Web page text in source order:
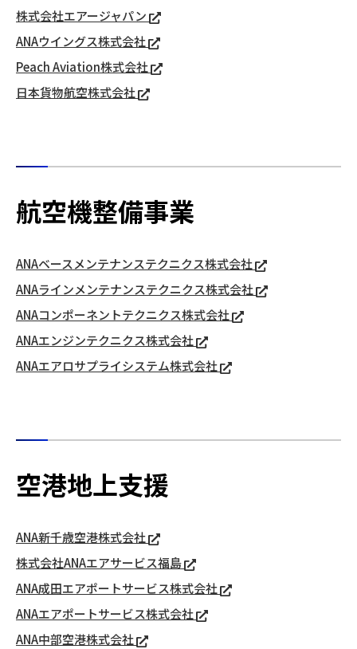
株式会社エアージャパン
ANAウイングス株式会社
Peach Aviation株式会社
日本貨物航空株式会社
航空機整備事業
ANAベースメンテナンステクニクス株式会社
ANAラインメンテナンステクニクス株式会社
ANAコンポーネントテクニクス株式会社
ANAエンジンテクニクス株式会社
ANAエアロサプライシステム株式会社
空港地上支援
ANA新千歳空港株式会社
株式会社ANAエアサービス福島
ANA成田エアポートサービス株式会社
ANAエアポートサービス株式会社
ANA中部空港株式会社